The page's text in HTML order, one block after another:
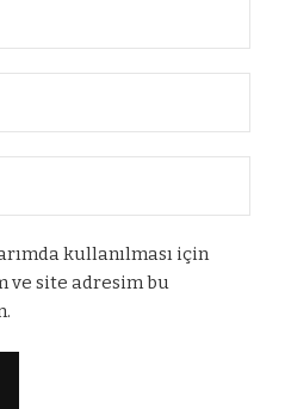
kullanılması için
ve site adresim bu